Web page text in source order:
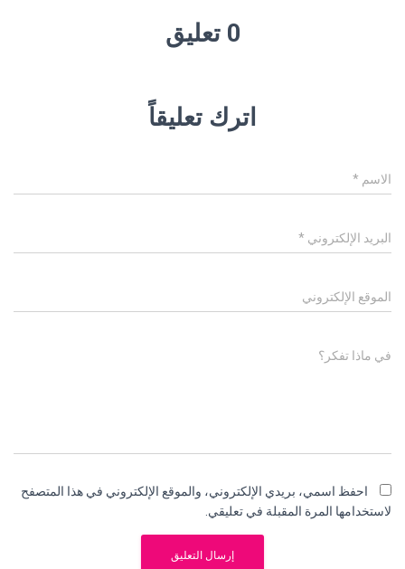
0 تعليق
اترك تعليقاً
الاسم *
البريد الإلكتروني *
الموقع الإلكتروني
في ماذا تفكر؟
احفظ اسمي، بريدي الإلكتروني، والموقع الإلكتروني في هذا المتصفح
لاستخدامها المرة المقبلة في تعليقي.